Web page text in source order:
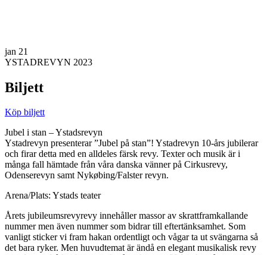
jan 21
YSTADREVYN 2023
Biljett
Köp biljett
Jubel i stan – Ystadsrevyn
Ystadrevyn presenterar ”Jubel på stan”! Ystadrevyn 10-års jubilerar
och firar detta med en alldeles färsk revy. Texter och musik är i
många fall hämtade från våra danska vänner på Cirkusrevy,
Odenserevyn samt Nykøbing/Falster revyn.
Arena/Plats: Ystads teater
Årets jubileumsrevyrevy innehåller massor av skrattframkallande
nummer men även nummer som bidrar till eftertänksamhet. Som
vanligt sticker vi fram hakan ordentligt och vågar ta ut svängarna så
det bara ryker. Men huvudtemat är ändå en elegant musikalisk revy